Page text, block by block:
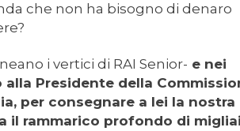
che non ha bisogno di denaro
i vertici di RAI Senior- e nei
Presidente della
per consegnare a lei la nostra
il rammarico profondo di